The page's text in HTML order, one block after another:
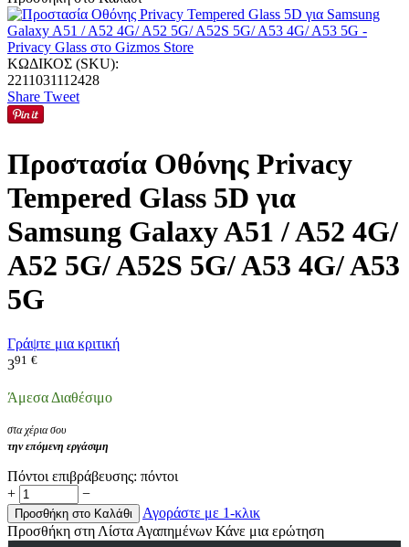
ΚΩΔΙΚΟΣ (SKU):
2211031112428
Share Tweet
Προστασία Οθόνης Privacy
Tempered Glass 5D για
Samsung Galaxy A51 / A52 4G/
A52 5G/ A52S 5G/ A53 4G/ A53
5G
Γράψτε μια κριτική
391 €
Άμεσα Διαθέσιμο
στα χέρια σου
την επόμενη εργάσιμη
Πόντοι επιβράβευσης: πόντοι
+
−
Προσθήκη στο Καλάθι
Αγοράστε με 1-κλικ
Προσθήκη στη Λίστα Αγαπημένων Κάνε μια ερώτηση